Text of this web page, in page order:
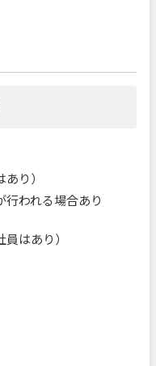
り）
われる場合あり
はあり）